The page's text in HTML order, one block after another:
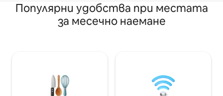
Популярни удобства при местата
за месечно наемане